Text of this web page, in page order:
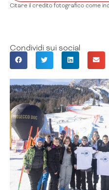
Citare il credito fotografico come
Condividi sui social